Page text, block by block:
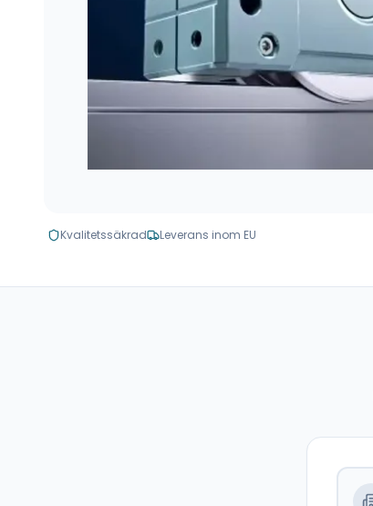
Kvalitetssäkrad Leverans inom EU